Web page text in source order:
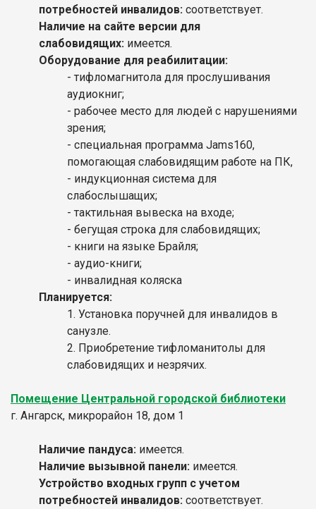
потребностей инвалидов: соответствует.
Наличие на сайте версии для
слабовидящих: имеется.
Оборудование для реабилитации:
- тифломагнитола для прослушивания
аудиокниг;
- рабочее место для людей с нарушениями
зрения;
- специальная программа Jams160,
помогающая слабовидящим работе на ПК,
- индукционная система для
слабослышащих;
- тактильная вывеска на входе;
- бегущая строка для слабовидящих;
- книги на языке Брайля;
- аудио-книги;
- инвалидная коляска
Планируется:
1. Установка поручней для инвалидов в
санузле.
2. Приобретение тифломанитолы для
слабовидящих и незрячих.
Помещение Центральной городской библиотеки
г. Ангарск, микрорайон 18, дом 1
Наличие пандуса: имеется.
Наличие вызывной панели: имеется.
Устройство входных групп с учетом
потребностей инвалидов: соответствует.